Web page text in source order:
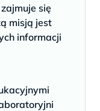
się
misją jest
informacji